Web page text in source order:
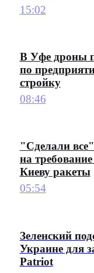
15:02
В Уфе дроны
по
стройку
08:46
"Сделали
на
Киеву ракеты
05:54
Зеленский
Украине для
Patriot